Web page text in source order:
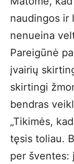
naudingos ir
nenueina
Pareigūnė
įvairių
skirtingi
bendras
„Tikimės,
tęsis toliau.
per šventes: